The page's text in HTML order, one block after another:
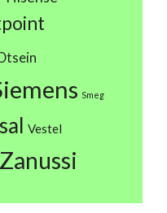
Smeg
Vestel
Zanussi